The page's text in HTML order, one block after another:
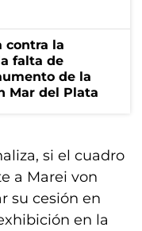
contra la
falta de
de la
Mar del Plata
si el cuadro
a Marei von
su cesión en
en la